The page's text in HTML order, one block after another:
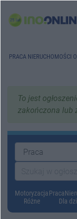
PRACA NIERUCHOMOŚCI
To jest
zakończona lub
MotoryzacjaPraca
Różne
Dla